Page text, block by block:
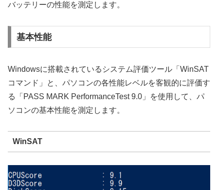
バッテリーの性能を測定します。
基本性能
Windowsに搭載されているシステム評価ツール「WinSAT
コマンド」と、パソコンの各性能レベルを客観的に評価す
る「PASS MARK PerformanceTest 9.0」を使用して、パ
ソコンの基本性能を測定します。
WinSAT